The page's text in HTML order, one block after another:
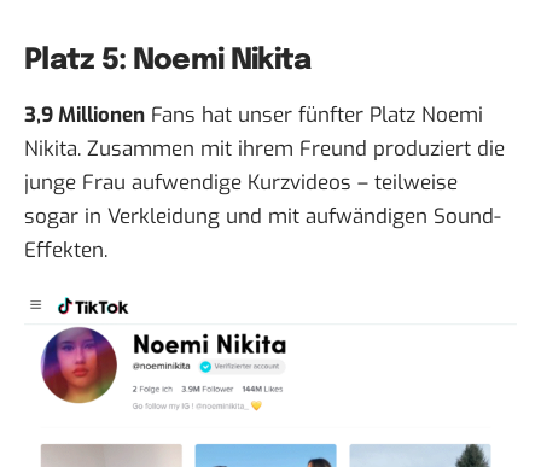
Platz 5: Noemi Nikita
3,9 Millionen Fans hat unser fünfter Platz Noemi
Nikita. Zusammen mit ihrem Freund produziert die
junge Frau aufwendige Kurzvideos – teilweise
sogar in Verkleidung und mit aufwändigen Sound-
Effekten.